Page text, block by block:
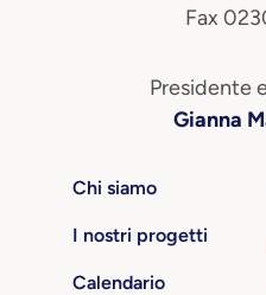
Fax
Presidente
Gianna
Chi siamo
I nostri progetti
Calendario